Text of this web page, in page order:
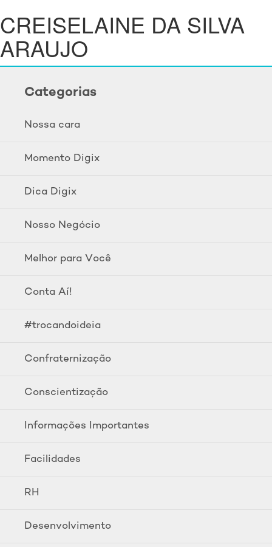
CREISELAINE DA SILVA
ARAUJO
Categorias
Nossa cara
Momento Digix
Dica Digix
Nosso Negócio
Melhor para Você
Conta Aí!
#trocandoideia
Confraternização
Conscientização
Informações Importantes
Facilidades
RH
Desenvolvimento